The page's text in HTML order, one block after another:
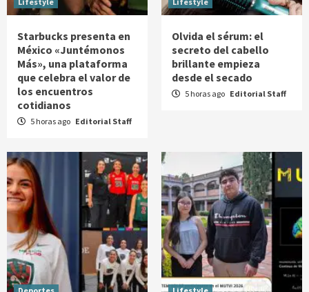
Starbucks presenta en
México «Juntémonos
Más», una plataforma
que celebra el valor de
los encuentros
cotidianos
5 horas ago Editorial Staff
Olvida el sérum: el
secreto del cabello
brillante empieza
desde el secado
5 horas ago Editorial Staff